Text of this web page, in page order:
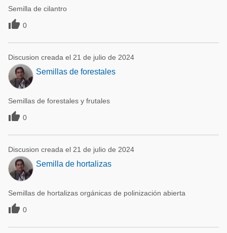
Semilla de cilantro
 0
Discusion creada el 21 de julio de 2024
Semillas de forestales
Semillas de forestales y frutales
 0
Discusion creada el 21 de julio de 2024
Semilla de hortalizas
Semillas de hortalizas orgánicas de polinización abierta
 0